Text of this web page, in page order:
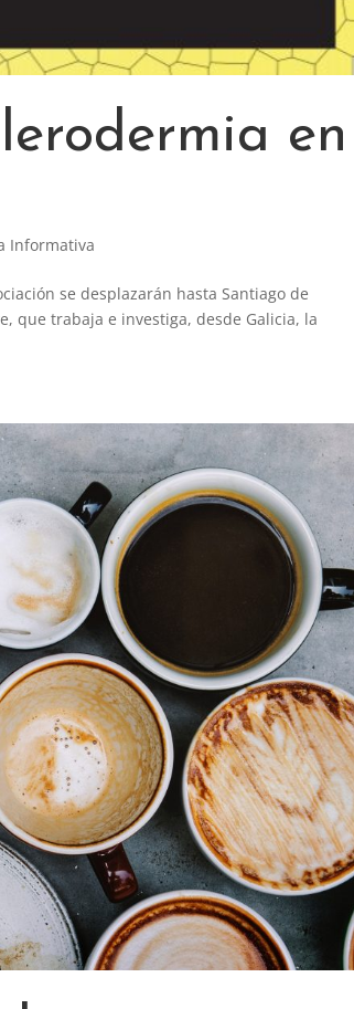
en
Informativa
se desplazarán hasta Santiago de
que trabaja e investiga, desde Galicia, la